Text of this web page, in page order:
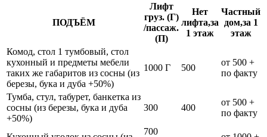
ПОДЪЁМ
Лифт
груз. (Г)
/пассаж.
(П)
Нет
лифта,за
1 этаж
Частный
дом,за 1
этаж
Комод, стол 1 тумбовый, стол
кухонный и предметы мебели
таких же габаритов из сосны (из
березы, бука и дуба +50%)
1000 Г 500
от 500 +
по факту
Тумба, стул, табурет, банкетка из
сосны (из березы, бука и дуба
+50%)
300 400
от 500 +
по факту
700